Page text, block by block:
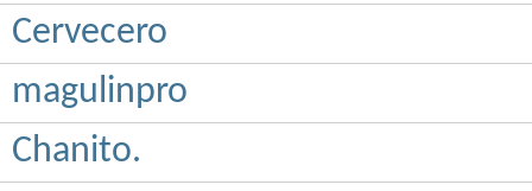
Cervecero
magulinpro
Chanito.